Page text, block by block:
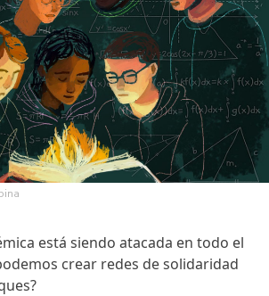
está siendo atacada en todo el
crear redes de solidaridad